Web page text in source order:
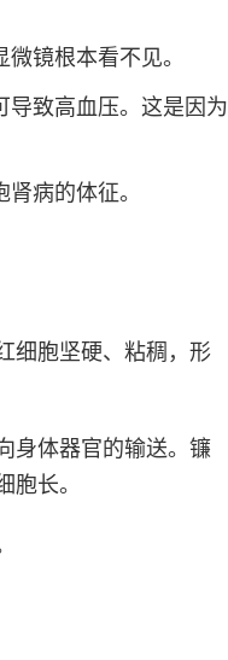
镜根本看不见。
致高血压。这是因为
病的体征。
细胞坚硬、粘稠，形
身体器官的输送。镰
胞长。